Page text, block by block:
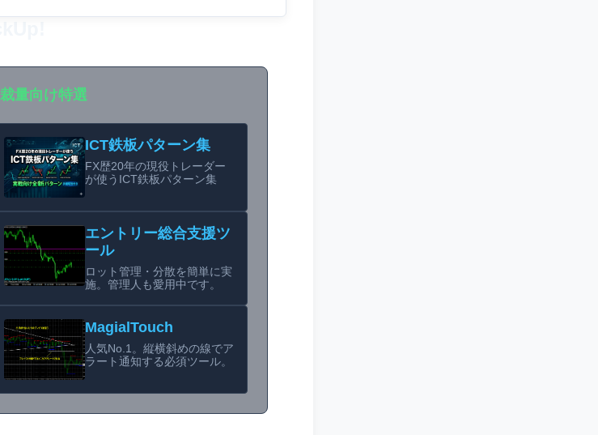
裁量向け特選
ICT鉄板パターン集
FX歴20年の現役トレーダー
が使うICT鉄板パターン集
エントリー総合支援ツ
ール
ロット管理・分散を簡単に実
施。管理人も愛用中です。
MagialTouch
人気No.1。縦横斜めの線でア
ラート通知する必須ツール。